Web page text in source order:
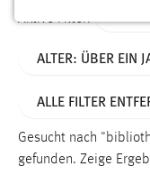
Aktive Filter:
ALTER: ÜBER EIN
ALLE FILTER
Gesucht nach
gefunden. Zeige
Funktionen und
Name: